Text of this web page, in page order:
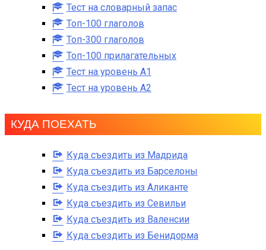
Тест на словарный запас
Топ-100 глаголов
Топ-300 глаголов
Топ-100 прилагательных
Тест на уровень A1
Тест на уровень A2
КУДА ПОЕХАТЬ
Куда съездить из Мадрида
Куда съездить из Барселоны
Куда съездить из Аликанте
Куда съездить из Севильи
Куда съездить из Валенсии
Куда съездить из Бенидорма